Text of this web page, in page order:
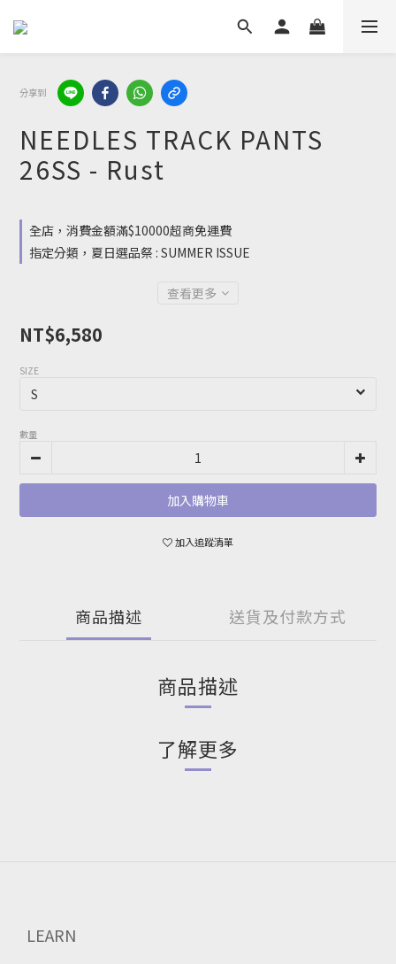
分享到
NEEDLES TRACK PANTS
26SS - Rust
全店，消費金額滿$10000超商免運費
指定分類，夏日選品祭 : SUMMER ISSUE
查看更多
NT$6,580
SIZE
數量
加入購物車
加入追蹤清單
商品描述 送貨及付款方式
商品描述
了解更多
LEARN